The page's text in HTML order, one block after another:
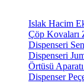
Islak Hacim
Çöp Kovaları
Dispenseri
Dispenseri
Örtüsü Aparatı
Dispenser